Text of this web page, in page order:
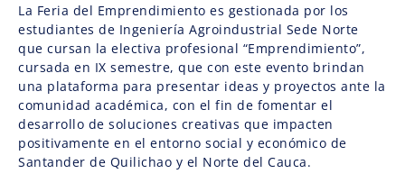
La Feria del Emprendimiento es gestionada por los
estudiantes de Ingeniería Agroindustrial Sede Norte
que cursan la electiva profesional “Emprendimiento”,
cursada en IX semestre, que con este evento brindan
una plataforma para presentar ideas y proyectos ante la
comunidad académica, con el fin de fomentar el
desarrollo de soluciones creativas que impacten
positivamente en el entorno social y económico de
Santander de Quilichao y el Norte del Cauca.